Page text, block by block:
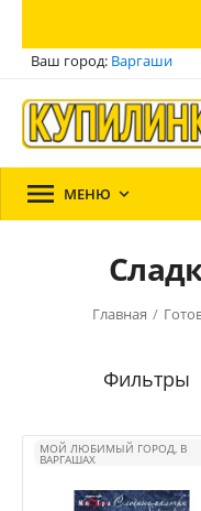
Ваш город: Варгаши
 МЕНЮ 
Главная /
МОЙ ЛЮБИМЫЙ ГОРОД, В
ВАРГАШАХ